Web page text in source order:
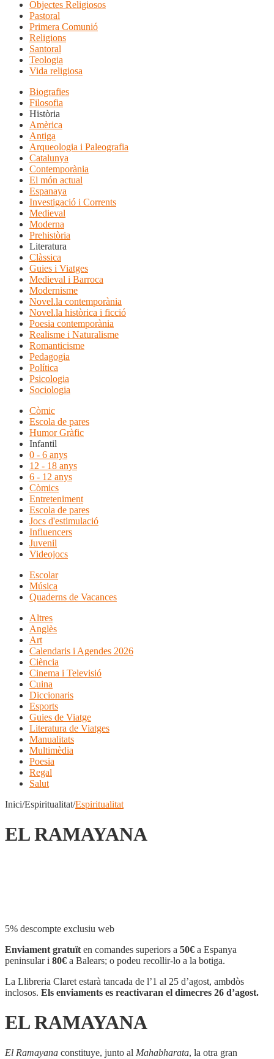
Objectes Religiosos
Pastoral
Primera Comunió
Religions
Santoral
Teologia
Vida religiosa
Biografies
Filosofia
Història
Amèrica
Antiga
Arqueologia i Paleografia
Catalunya
Contemporània
El món actual
Espanaya
Investigació i Corrents
Medieval
Moderna
Prehistòria
Literatura
Clàssica
Guies i Viatges
Medieval i Barroca
Modernisme
Novel.la contemporània
Novel.la històrica i ficció
Poesia contemporània
Realisme i Naturalisme
Romanticisme
Pedagogia
Política
Psicologia
Sociologia
Còmic
Escola de pares
Humor Gràfic
Infantil
0 - 6 anys
12 - 18 anys
6 - 12 anys
Còmics
Entreteniment
Escola de pares
Jocs d'estimulació
Influencers
Juvenil
Videojocs
Escolar
Música
Quaderns de Vacances
Altres
Anglès
Art
Calendaris i Agendes 2026
Ciència
Cinema i Televisió
Cuina
Diccionaris
Esports
Guies de Viatge
Literatura de Viatges
Manualitats
Multimèdia
Poesia
Regal
Salut
Inici/Espiritualitat/Espiritualitat
EL RAMAYANA
5% descompte exclusiu web
Enviament gratuït en comandes superiors a 50€ a Espanya
peninsular i 80€ a Balears; o podeu recollir-lo a la botiga.
La Llibreria Claret estarà tancada de l’1 al 25 d’agost, ambdòs
inclosos. Els enviaments es reactivaran el dimecres 26 d’agost.
EL RAMAYANA
El Ramayana constituye, junto al Mahabharata, la otra gran